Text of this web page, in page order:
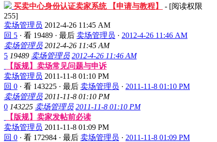
买卖中心身份认证卖家系统 【申请与教程】
- [阅读权限
255]
卖场管理员 2012-4-26 11:45 AM
回 5 · 看 19489 · 最后 卖场管理员 · 2012-4-26 11:46 AM
卖场管理员 2012-4-26 11:45 AM
5 19489 卖场管理员 2012-4-26 11:46 AM
【版规】卖场常见问题与申诉
卖场管理员 2011-11-8 01:10 PM
回 0 · 看 143225 · 最后 卖场管理员 · 2011-11-8 01:10 PM
卖场管理员 2011-11-8 01:10 PM
0 143225 卖场管理员 2011-11-8 01:10 PM
【版规】卖家发帖前必读
卖场管理员 2011-11-8 01:09 PM
回 0 · 看 172984 · 最后 卖场管理员 · 2011-11-8 01:09 PM